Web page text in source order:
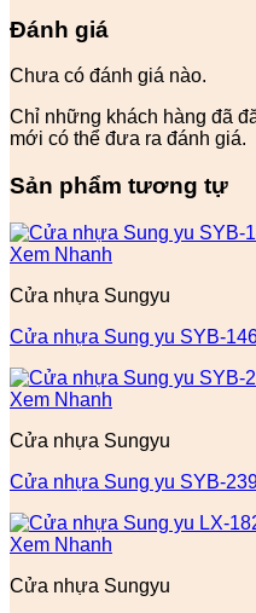
Đánh giá
Chưa có đánh giá nào.
Chỉ những khách hàng đã
mới có thể đưa ra đánh giá.
Sản phẩm tương tự
Xem Nhanh
Cửa nhựa Sungyu
Cửa nhựa Sung yu SYB-
Xem Nhanh
Cửa nhựa Sungyu
Cửa nhựa Sung yu SYB-
Xem Nhanh
Cửa nhựa Sungyu